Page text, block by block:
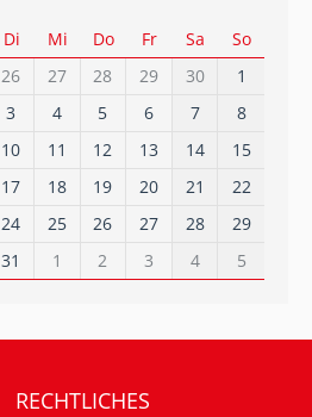
Di Mi Do Fr Sa
So
26 27 28 29 30
1
3 4 5 6 7
8
10 11 12 13 14
15
17 18 19 20 21
22
24 25 26 27 28
29
31 1 2 3 4 5
RECHTLICHES